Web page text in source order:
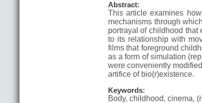
Abstract:
This article examines
mechanisms through
portrayal of childhood
to its relationship with
films that foreground
as a form of simulation
were conveniently
artifice of bio(r)existence.
Keywords:
Body, childhood, cinema,